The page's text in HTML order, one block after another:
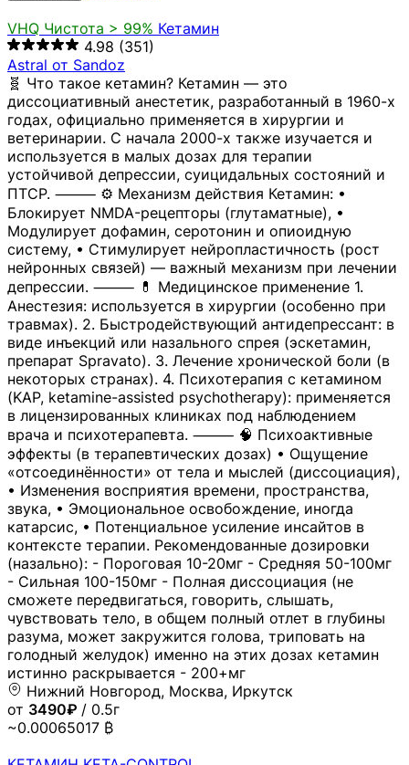
VHQ Чистота > 99% Кетамин
4.98 (351)
Astral от Sandoz
🧬 Что такое кетамин? Кетамин — это
диссоциативный анестетик, разработанный в 1960-х
годах, официально применяется в хирургии и
ветеринарии. С начала 2000-х также изучается и
используется в малых дозах для терапии
устойчивой депрессии, суицидальных состояний и
ПТСР. ⸻ ⚙️ Механизм действия Кетамин: •
Блокирует NMDA-рецепторы (глутаматные), •
Модулирует дофамин, серотонин и опиоидную
систему, • Стимулирует нейропластичность (рост
нейронных связей) — важный механизм при лечении
депрессии. ⸻ 💊 Медицинское применение 1.
Анестезия: используется в хирургии (особенно при
травмах). 2. Быстродействующий антидепрессант: в
виде инъекций или назального спрея (эскетамин,
препарат Spravato). 3. Лечение хронической боли (в
некоторых странах). 4. Психотерапия с кетамином
(KAP, ketamine-assisted psychotherapy): применяется
в лицензированных клиниках под наблюдением
врача и психотерапевта. ⸻ 🧠 Психоактивные
эффекты (в терапевтических дозах) • Ощущение
«отсоединённости» от тела и мыслей (диссоциация),
• Изменения восприятия времени, пространства,
звука, • Эмоциональное освобождение, иногда
катарсис, • Потенциальное усиление инсайтов в
контексте терапии. Рекомендованные дозировки
(назально): - Пороговая 10-20мг - Средняя 50-100мг
- Сильная 100-150мг - Полная диссоциация (не
сможете передвигаться, говорить, слышать,
чувствовать тело, в общем полный отлет в глубины
разума, может закружится голова, триповать на
голодный желудок) именно на этих дозах кетамин
истинно раскрывается - 200+мг
Нижний Новгород, Москва, Иркутск
от 3490₽ / 0.5г
~0.00065017 ₿